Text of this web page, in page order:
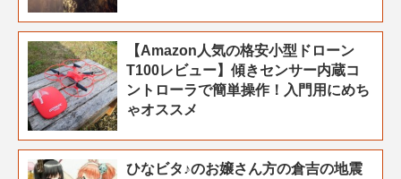
【Amazon人気の格安小型ドローン
T100レビュー】傾きセンサー内蔵コ
ントローラで簡単操作！入門用にめち
ゃオススメ
ひなビタ♪のお嬢さん方の倉吉の地震